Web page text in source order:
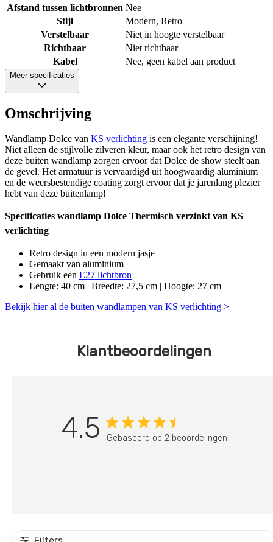
Afstand tussen lichtbronnen Nee
Stijl
Modern, Retro
Verstelbaar
Niet in hoogte verstelbaar
Richtbaar
Niet richtbaar
Kabel
Nee, geen kabel aan product
Meer specificaties
Omschrijving
Wandlamp Dolce van KS verlichting is een elegante verschijning!
Niet alleen de stijlvolle zilveren kleur, maar ook het retro design van
deze buiten wandlamp zorgen ervoor dat Dolce de show steelt aan
de gevel. Het armatuur is vervaardigd uit hoogwaardig aluminium
en de weersbestendige coating zorgt ervoor dat je jarenlang plezier
hebt van deze buitenlamp!
Specificaties wandlamp Dolce Thermisch verzinkt van KS
verlichting
Retro design in een modern jasje
Gemaakt van aluminium
Gebruik een E27 lichtbron
Lengte: 40 cm | Breedte: 27,5 cm | Hoogte: 27 cm
Bekijk hier al de buiten wandlampen van KS verlichting >
Klantbeoordelingen
4.5 Gebaseerd op 2 beoordelingen